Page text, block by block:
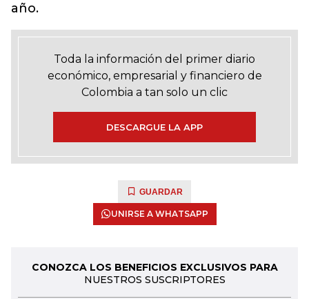
año.
Toda la información del primer diario
económico, empresarial y financiero de
Colombia a tan solo un clic
DESCARGUE LA APP
GUARDAR
UNIRSE A WHATSAPP
CONOZCA LOS BENEFICIOS EXCLUSIVOS PARA
NUESTROS SUSCRIPTORES